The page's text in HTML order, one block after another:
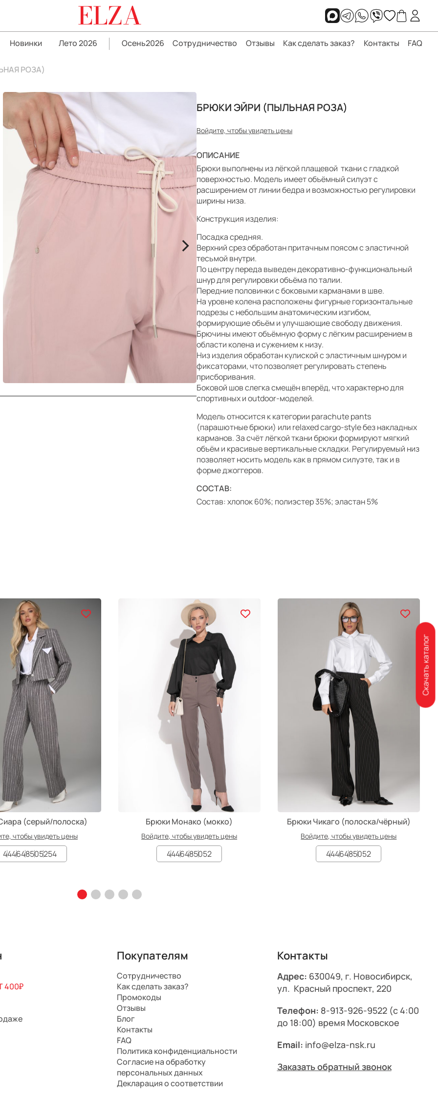
ELZA
Новинки Лето 2026 Осень2026 Сотрудничество Отзывы Как сделать заказ? Контакты FAQ
РОЗА)
>
БРЮКИ ЭЙРИ (ПЫЛЬНАЯ РОЗА)
Войдите, чтобы увидеть цены
ОПИСАНИЕ
Брюки выполнены из лёгкой плащевой ткани с гладкой
поверхностью. Модель имеет объёмный силуэт с
расширением от линии бедра и возможностью регулировки
ширины низа.
Конструкция изделия:
Посадка средняя.
Верхний срез обработан притачным поясом с эластичной
тесьмой внутри.
По центру переда выведен декоративно-функциональный
шнур для регулировки объёма по талии.
Передние половинки с боковыми карманами в шве.
На уровне колена расположены фигурные горизонтальные
подрезы с небольшим анатомическим изгибом,
формирующие объём и улучшающие свободу движения.
Брючины имеют объёмную форму с лёгким расширением в
области колена и сужением к низу.
Низ изделия обработан кулиской с эластичным шнуром и
фиксаторами, что позволяет регулировать степень
присборивания.
Боковой шов слегка смещён вперёд, что характерно для
спортивных и outdoor-моделей.
Модель относится к категории parachute pants
(парашютные брюки) или relaxed cargo-style без накладных
карманов. За счёт лёгкой ткани брюки формируют мягкий
объём и красивые вертикальные складки. Регулируемый низ
позволяет носить модель как в прямом силуэте, так и в
форме джоггеров.
СОСТАВ:
Состав: хлопок 60%; полиэстер 35%; эластан 5%
(серый/полоска)
чтобы увидеть цены
444648505254
Брюки Монако (мокко)
Войдите, чтобы увидеть цены
4446485052
Брюки Чикаго (полоска/чёрный)
Войдите, чтобы увидеть цены
4446485052
400₽
Покупателям
Сотрудничество
Как сделать заказ?
Промокоды
Отзывы
Блог
Контакты
FAQ
Политика конфиденциальности
Согласие на обработку
персональных данных
Декларация о соответствии
Контакты
Адрес: 630049, г. Новосибирск,
ул. Красный проспект, 220
Телефон: 8-913-926-9522(с 4:00
до 18:00) время Московское
Email: info@elza-nsk.ru
Заказать обратный звонок
Скачать каталог